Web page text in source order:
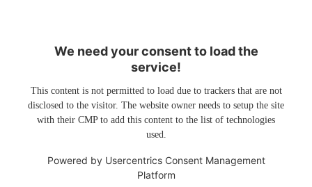
We need your consent to load the
service!
This content is not permitted to load due to trackers that are not
disclosed to the visitor. The website owner needs to setup the site
with their CMP to add this content to the list of technologies
used.
Powered by Usercentrics Consent Management
Platform